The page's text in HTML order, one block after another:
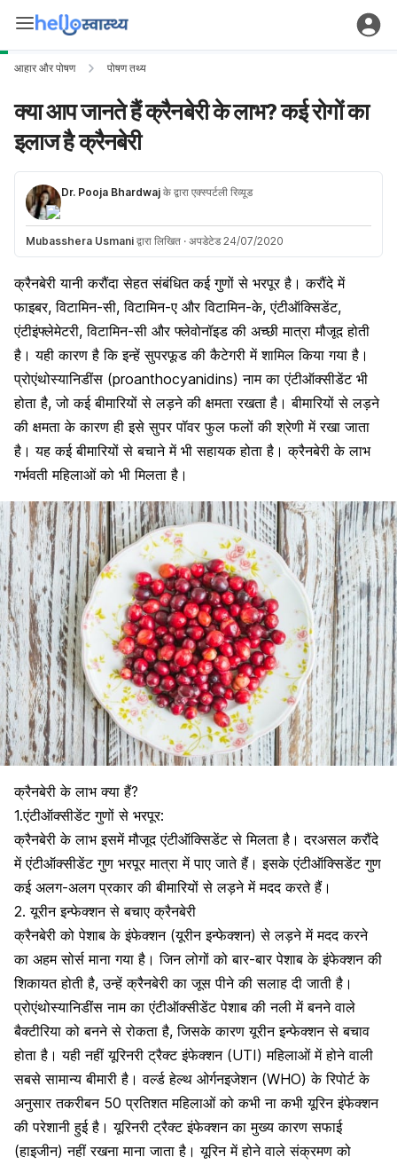
आहार और पोषण पोषण तथ्य
क्या आप जानते हैं क्रैनबेरी के लाभ? कई रोगों का
इलाज है क्रैनबेरी
Dr. Pooja Bhardwaj के द्वारा एक्स्पर्टली रिव्यूड
Mubasshera Usmani द्वारा लिखित · अपडेटेड 24/07/2020
क्रैनबेरी यानी करौंदा सेहत संबंधित कई गुणों से भरपूर है। करौंदे में
फाइबर, विटामिन-सी, विटामिन-ए और विटामिन-के, एंटीऑक्सिडेंट,
एंटीइंफ्लेमेटरी, विटामिन-सी और फ्लेवोनॉइड की अच्छी मात्रा मौजूद होती
है। यही कारण है कि इन्हें सुपरफूड की कैटेगरी में शामिल किया गया है।
प्रोएंथोस्यानिडींस (proanthocyanidins) नाम का एंटीऑक्सीडेंट भी
होता है, जो कई बीमारियों से लड़ने की क्षमता रखता है। बीमारियों से लड़ने
की क्षमता के कारण ही इसे सुपर पॉवर फुल फलों की श्रेणी में रखा जाता
है। यह कई बीमारियों से बचाने में भी सहायक होता है। क्रैनबेरी के लाभ
गर्भवती महिलाओं को भी मिलता है।
क्रैनबेरी के लाभ क्या हैं?
1.एंटीऑक्सीडेंट गुणों से भरपूर:
क्रैनबेरी के लाभ इसमें मौजूद एंटीऑक्सिडेंट से मिलता है। दरअसल करौंदे
में एंटीऑक्सीडेंट गुण भरपूर मात्रा में पाए जाते हैं। इसके एंटीऑक्सिडेंट गुण
कई अलग-अलग प्रकार की बीमारियों से लड़ने में मदद करते हैं।
2. यूरीन इन्फेक्शन से बचाए क्रैनबेरी
क्रैनबेरी कोपेशाब के इंफेक्शन(यूरीन इन्फेक्शन) से लड़ने में मदद करने
का अहम सोर्स माना गया है। जिन लोगों को बार-बार पेशाब के इंफेक्शन की
शिकायत होती है, उन्हें क्रैनबेरी का जूस पीने की सलाह दी जाती है।
प्रोएंथोस्यानिडींस नाम का एंटीऑक्सीडेंट पेशाब की नली में बनने वाले
बैक्टीरिया को बनने से रोकता है, जिसके कारण यूरीन इन्फेक्शन से बचाव
होता है। यही नहींयूरिनरी ट्रैक्ट इंफेक्शन (UTI) महिलाओं में होने वाली
सबसे सामान्य बीमारी है। वर्ल्ड हेल्थ ओर्गनइजेशन (WHO) के रिपोर्ट के
अनुसार तकरीबन 50 प्रतिशत महिलाओं को कभी ना कभी यूरिन इंफेक्शन
की परेशानी हुई है। यूरिनरी ट्रैक्ट इंफेक्शन का मुख्य कारण सफाई
(हाइजीन) नहीं रखना माना जाता है। यूरिन में होने वाले संक्रमण को